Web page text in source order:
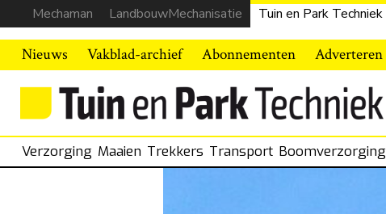
Mechaman LandbouwMechanisatie Tuin en Park Techniek
Nieuws Vakblad-archief Abonnementen Adverteren
Verzorging Maaien Trekkers Transport Boomverzorging